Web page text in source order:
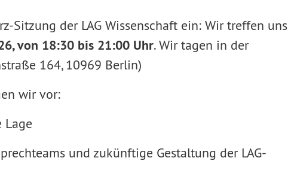
Sitzung der LAG Wissenschaft ein: Wir treffen uns
von 18:30 bis 21:00 Uhr. Wir tagen in der
164, 10969 Berlin)
wir vor:
Lage
und zukünftige Gestaltung der LAG-